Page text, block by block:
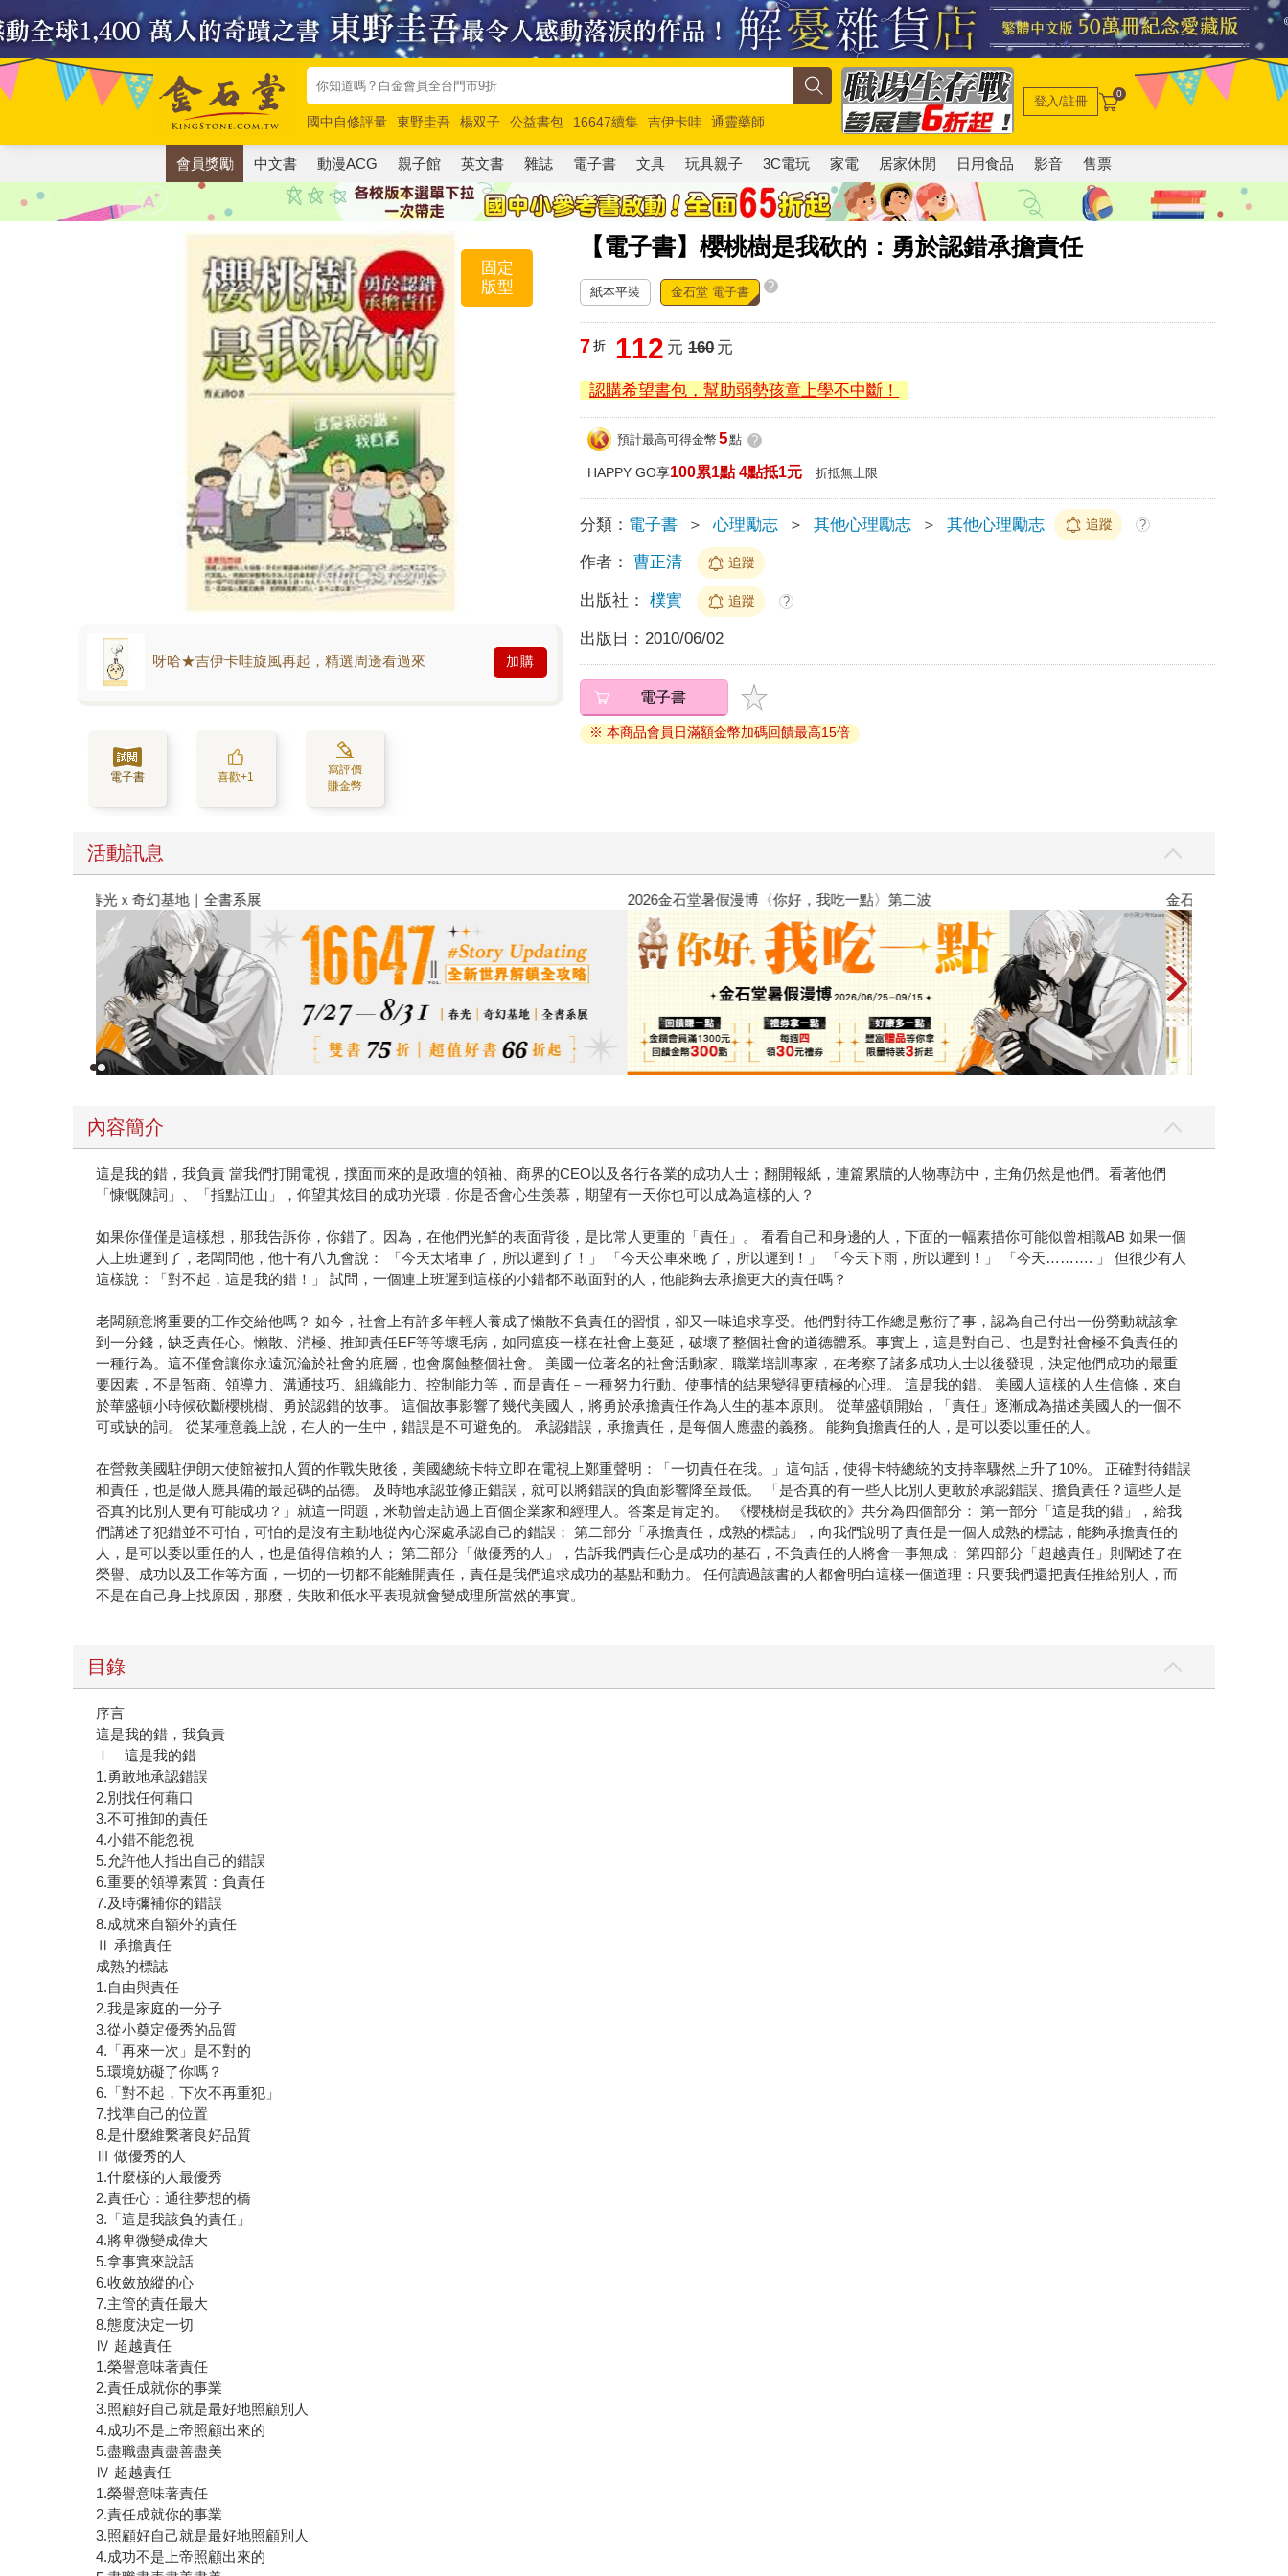
國中自修評量 東野圭吾 楊双子 公益書包 16647續集 吉伊卡哇
通靈藥師
唯紅花綻放
奧德賽 路邊攤新作 馬斯克 玩具總動員5 超慢跑
登入/註冊 0
會員獎勵 中文書 動漫ACG 親子館 英文書 雜誌 電子書 文具 玩具親子 3C電玩 家電 居家休閒 日用食品 影音 售票
【電子書】櫻桃樹是我砍的：勇於認錯承擔責任
固定
版型
呀哈★吉伊卡哇旋風再起，精選周邊看過來 加購
電子書 喜歡+1
寫評價
賺金幣
紙本平裝 金石堂 電子書 ?
7 折 112 元 160元
認購希望書包，幫助弱勢孩童上學不中斷！
預計最高可得金幣 5點 ?
HAPPY GO享100累1點 4點抵1元 折抵無上限
分類： 電子書 ＞ 心理勵志 ＞ 其他心理勵志 ＞ 其他心理勵志 追蹤 ?
作者： 曹正清 追蹤
出版社： 樸實 追蹤 ?
出版日： 2010/06/02
電子書
※ 本商品會員日滿額金幣加碼回饋最高15倍
活動訊息
春光ｘ奇幻基地｜全書系展 2026金石堂暑假漫博〈你好，我吃一點〉第二波 金石堂2026海
內容簡介
這是我的錯，我負責 當我們打開電視，撲面而來的是政壇的領袖、商界的CEO以及各行各業的成功人士；翻開報紙，連篇累牘的人物專訪中，主角仍然是他們。看著他們
「慷慨陳詞」、「指點江山」，仰望其炫目的成功光環，你是否會心生羡慕，期望有一天你也可以成為這樣的人？
如果你僅僅是這樣想，那我告訴你，你錯了。因為，在他們光鮮的表面背後，是比常人更重的「責任」。 看看自己和身邊的人，下面的一幅素描你可能似曾相識AB 如果一個
人上班遲到了，老闆問他，他十有八九會說： 「今天太堵車了，所以遲到了！」 「今天公車來晚了，所以遲到！」 「今天下雨，所以遲到！」 「今天………. 」 但很少有人
這樣說：「對不起，這是我的錯！」 試問，一個連上班遲到這樣的小錯都不敢面對的人，他能夠去承擔更大的責任嗎？
老闆願意將重要的工作交給他嗎？ 如今，社會上有許多年輕人養成了懶散不負責任的習慣，卻又一味追求享受。他們對待工作總是敷衍了事，認為自己付出一份勞動就該拿
到一分錢，缺乏責任心。懶散、消極、推卸責任EF等等壞毛病，如同瘟疫一樣在社會上蔓延，破壞了整個社會的道德體系。事實上，這是對自己、也是對社會極不負責任的
一種行為。這不僅會讓你永遠沉淪於社會的底層，也會腐蝕整個社會。 美國一位著名的社會活動家、職業培訓專家，在考察了諸多成功人士以後發現，決定他們成功的最重
要因素，不是智商、領導力、溝通技巧、組織能力、控制能力等，而是責任－一種努力行動、使事情的結果變得更積極的心理。 這是我的錯。 美國人這樣的人生信條，來自
於華盛頓小時候砍斷櫻桃樹、勇於認錯的故事。 這個故事影響了幾代美國人，將勇於承擔責任作為人生的基本原則。 從華盛頓開始，「責任」逐漸成為描述美國人的一個不
可或缺的詞。 從某種意義上說，在人的一生中，錯誤是不可避免的。 承認錯誤，承擔責任，是每個人應盡的義務。 能夠負擔責任的人，是可以委以重任的人。
在營救美國駐伊朗大使館被扣人質的作戰失敗後，美國總統卡特立即在電視上鄭重聲明：「一切責任在我。」這句話，使得卡特總統的支持率驟然上升了10%。 正確對待錯誤
和責任，也是做人應具備的最起碼的品德。 及時地承認並修正錯誤，就可以將錯誤的負面影響降至最低。 「是否真的有一些人比別人更敢於承認錯誤、擔負責任？這些人是
否真的比別人更有可能成功？」就這一問題，米勒曾走訪過上百個企業家和經理人。答案是肯定的。 《櫻桃樹是我砍的》共分為四個部分： 第一部分「這是我的錯」，給我
們講述了犯錯並不可怕，可怕的是沒有主動地從內心深處承認自己的錯誤； 第二部分「承擔責任，成熟的標誌」，向我們說明了責任是一個人成熟的標誌，能夠承擔責任的
人，是可以委以重任的人，也是值得信賴的人； 第三部分「做優秀的人」，告訴我們責任心是成功的基石，不負責任的人將會一事無成； 第四部分「超越責任」則闡述了在
榮譽、成功以及工作等方面，一切的一切都不能離開責任，責任是我們追求成功的基點和動力。 任何讀過該書的人都會明白這樣一個道理：只要我們還把責任推給別人，而
不是在自己身上找原因，那麼，失敗和低水平表現就會變成理所當然的事實。
目錄
序言
這是我的錯，我負責
Ⅰ 這是我的錯
1.勇敢地承認錯誤
2.別找任何藉口
3.不可推卸的責任
4.小錯不能忽視
5.允許他人指出自己的錯誤
6.重要的領導素質：負責任
7.及時彌補你的錯誤
8.成就來自額外的責任
Ⅱ 承擔責任
成熟的標誌
1.自由與責任
2.我是家庭的一分子
3.從小奠定優秀的品質
4.「再來一次」是不對的
5.環境妨礙了你嗎？
6.「對不起，下次不再重犯」
7.找準自己的位置
8.是什麼維繫著良好品質
Ⅲ 做優秀的人
1.什麼樣的人最優秀
2.責任心：通往夢想的橋
3.「這是我該負的責任」
4.將卑微變成偉大
5.拿事實來說話
6.收斂放縱的心
7.主管的責任最大
8.態度決定一切
Ⅳ 超越責任
1.榮譽意味著責任
2.責任成就你的事業
3.照顧好自己就是最好地照顧別人
4.成功不是上帝照顧出來的
5.盡職盡責盡善盡美
Ⅳ 超越責任
1.榮譽意味著責任
2.責任成就你的事業
3.照顧好自己就是最好地照顧別人
4.成功不是上帝照顧出來的